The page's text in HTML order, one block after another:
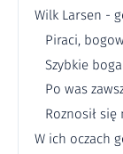
Wilk Larsen -
Piraci,
Szybkie
Po was
Roznosił się
W ich oczach